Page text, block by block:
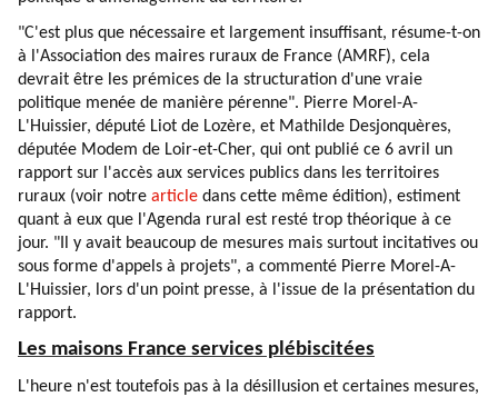
"C'est plus que nécessaire et largement insuffisant, résume-t-on
à l'Association des maires ruraux de France (AMRF), cela
devrait être les prémices de la structuration d'une vraie
politique menée de manière pérenne". Pierre Morel-A-
L'Huissier, député Liot de Lozère, et Mathilde Desjonquères,
députée Modem de Loir-et-Cher, qui ont publié ce 6 avril un
rapport sur l'accès aux services publics dans les territoires
ruraux (voir notre article dans cette même édition), estiment
quant à eux que l'Agenda rural est resté trop théorique à ce
jour. "Il y avait beaucoup de mesures mais surtout incitatives ou
sous forme d'appels à projets", a commenté Pierre Morel-A-
L'Huissier, lors d'un point presse, à l'issue de la présentation du
rapport.
Les maisons France services plébiscitées
L'heure n'est toutefois pas à la désillusion et certaines mesures,